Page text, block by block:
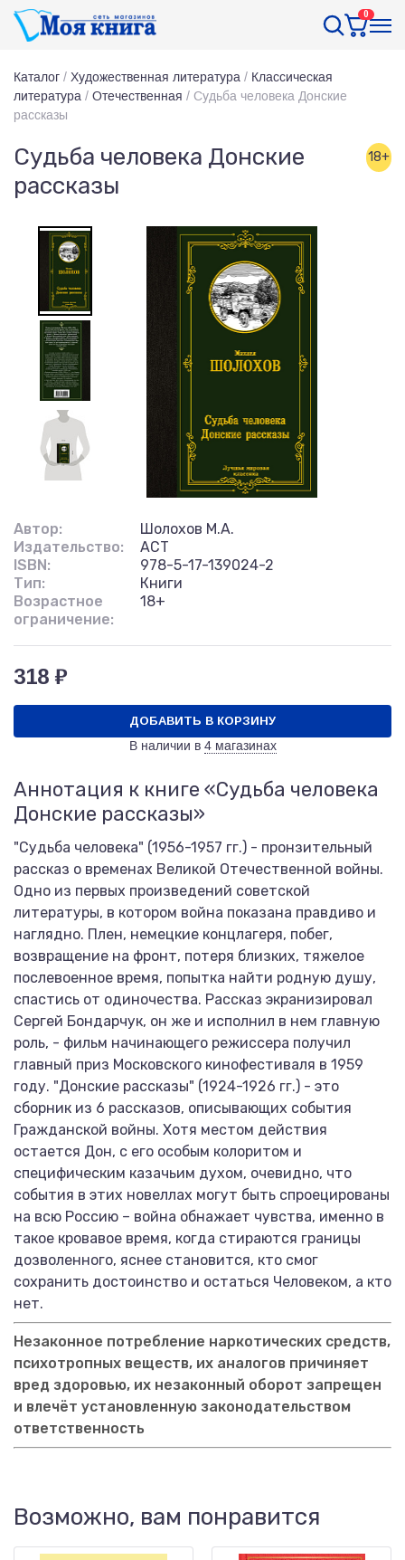
0
Каталог / Художественная литература / Классическая
литература / Отечественная / Судьба человека Донские
рассказы
Судьба человека Донские
рассказы
18+
Автор:
Шолохов М.А.
Издательство:
АСТ
ISBN:
978-5-17-139024-2
Тип:
Книги
Возрастное
ограничение:
18+
318 ₽
ДОБАВИТЬ В КОРЗИНУ
В наличии в 4 магазинах
Аннотация к книге «Судьба человека
Донские рассказы»
"Судьба человека" (1956-1957 гг.) - пронзительный
рассказ о временах Великой Отечественной войны.
Одно из первых произведений советской
литературы, в котором война показана правдиво и
наглядно. Плен, немецкие концлагеря, побег,
возвращение на фронт, потеря близких, тяжелое
послевоенное время, попытка найти родную душу,
спастись от одиночества. Рассказ экранизировал
Сергей Бондарчук, он же и исполнил в нем главную
роль, - фильм начинающего режиссера получил
главный приз Московского кинофестиваля в 1959
году. "Донские рассказы" (1924-1926 гг.) - это
сборник из 6 рассказов, описывающих события
Гражданской войны. Хотя местом действия
остается Дон, с его особым колоритом и
специфическим казачьим духом, очевидно, что
события в этих новеллах могут быть спроецированы
на всю Россию – война обнажает чувства, именно в
такое кровавое время, когда стираются границы
дозволенного, яснее становится, кто смог
сохранить достоинство и остаться Человеком, а кто
нет.
Незаконное потребление наркотических средств,
психотропных веществ, их аналогов причиняет
вред здоровью, их незаконный оборот запрещен
и влечёт установленную законодательством
ответственность
Возможно, вам понравится